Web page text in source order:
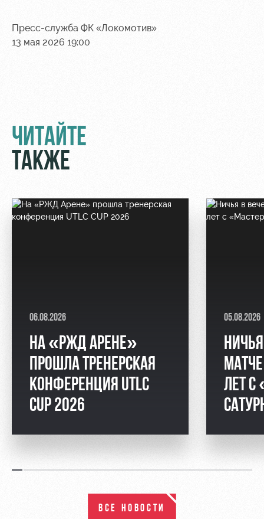
Пресс-служба ФК «Локомотив»
13 мая 2026 19:00
ЧИТАЙТЕ
ТАКЖЕ
06.08.2026
НА «РЖД АРЕНЕ»
ПРОШЛА ТРЕНЕРСКАЯ
КОНФЕРЕНЦИЯ UTLC
CUP 2026
05.08.2026
ЛЕТ С
ВСЕ НОВОСТИ